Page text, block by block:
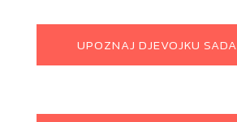
UPOZNAJ DJEVOJKU SADA